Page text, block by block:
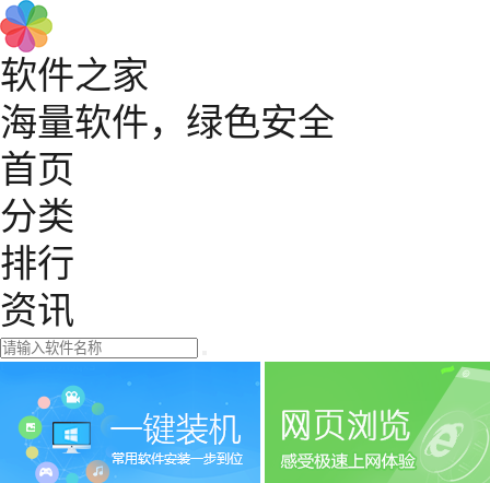
软件之家
海量软件，绿色安全
首页
分类
排行
资讯